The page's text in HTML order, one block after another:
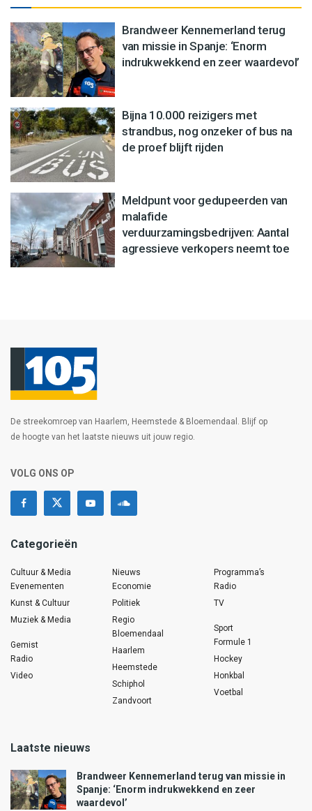
Brandweer Kennemerland terug
van missie in Spanje: ‘Enorm
indrukwekkend en zeer waardevol’
Bijna 10.000 reizigers met
strandbus, nog onzeker of bus na
de proef blijft rijden
Meldpunt voor gedupeerden van
malafide
verduurzamingsbedrijven: Aantal
agressieve verkopers neemt toe
De streekomroep van Haarlem, Heemstede & Bloemendaal. Blijf op
de hoogte van het laatste nieuws uit jouw regio.
VOLG ONS OP
Categorieën
Cultuur & Media
Evenementen
Kunst & Cultuur
Muziek & Media
Gemist
Radio
Video
Nieuws
Economie
Politiek
Regio
Bloemendaal
Haarlem
Heemstede
Schiphol
Zandvoort
Programma’s
Radio
TV
Sport
Formule 1
Hockey
Honkbal
Voetbal
Laatste nieuws
Brandweer Kennemerland terug van missie in
Spanje: ‘Enorm indrukwekkend en zeer
waardevol’